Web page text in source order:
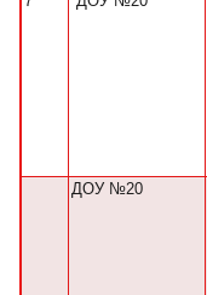
ДОУ №20